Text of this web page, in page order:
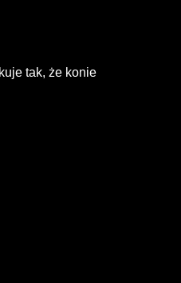
tak, że konie